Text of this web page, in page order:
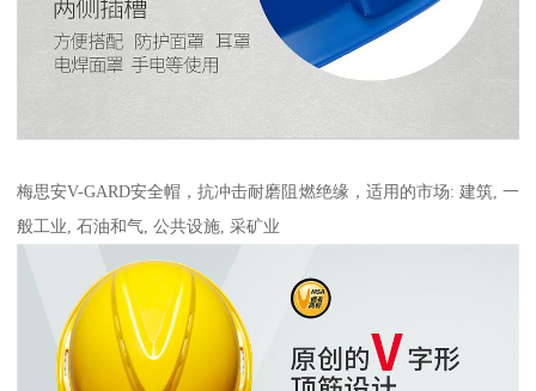
梅思安V-GARD安全帽，抗冲击耐磨阻燃绝缘，适用的市场: 建筑, 一
般工业, 石油和气, 公共设施, 采矿业